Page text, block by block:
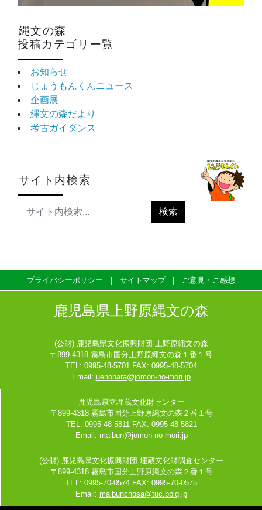
縄文の森
投稿カテゴリー覧
お知らせ
じょうもんくんニュース
企画展
縄文の森だより
考古ガイダンス
サイト内検索
プライバシーポリシー サイトマップ ご意見・ご感想
鹿児島県上野原縄文の森
(公財) 鹿児島県文化振興財団 上野原縄文の森
〒899-4318 霧島市国分上野原縄文の森１番１号
TEL: 0995-48-5701 FAX: 0995-48-5704
Email: uenohara@jomon-no-mori.jp
鹿児島県立埋蔵文化財センター
〒899-4318 霧島市国分上野原縄文の森２番１号
TEL: 0995-48-5811 FAX: 0995-48-5821
Email: maibun@jomon-no-mori.jp
(公財) 鹿児島県文化振興財団 埋蔵文化財調査センター
〒899-4318 霧島市国分上野原縄文の森２番１号
TEL: 0995-70-0574 FAX: 0995-70-0575
Email: maibunchosa@tuc.bbiq.jp